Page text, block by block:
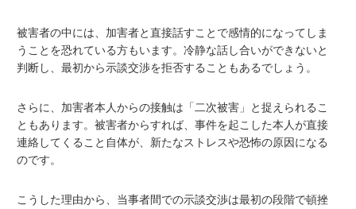
被害者の中には、加害者と直接話すことで感情的になってしま
うことを恐れている方もいます。冷静な話し合いができないと
判断し、最初から示談交渉を拒否することもあるでしょう。
さらに、加害者本人からの接触は「二次被害」と捉えられるこ
ともあります。被害者からすれば、事件を起こした本人が直接
連絡してくること自体が、新たなストレスや恐怖の原因になる
のです。
こうした理由から、当事者間での示談交渉は最初の段階で頓挫